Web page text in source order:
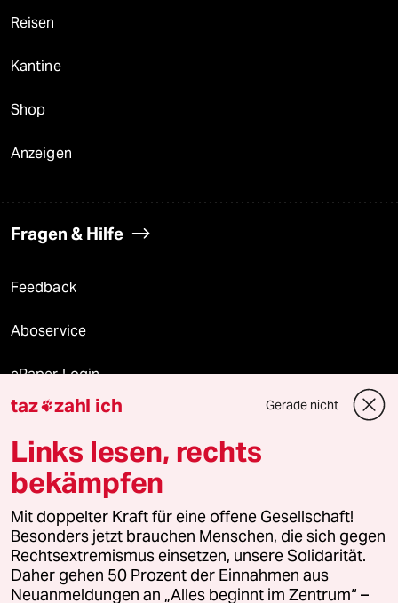
Reisen
Kantine
Shop
Anzeigen
Fragen & Hilfe
Feedback
Aboservice
ePaper Login
Downloads für Abonnierende
© 2026 taz Verlags und Vertriebs GmbH
Alle Rechte vorbehalten. Bei rechtlichen Fragen oder für Genehmigungen
wenden Sie sich bitte an
lizenzen@taz.de
Feedback Redaktionsstatut Kommune-Richtlinien
taz zahl ich Gerade nicht
Links lesen, rechts
bekämpfen
Mit doppelter Kraft für eine offene Gesellschaft!
Besonders jetzt brauchen Menschen, die sich gegen
Rechtsextremismus einsetzen, unsere Solidarität.
Daher gehen 50 Prozent der Einnahmen aus
Neuanmeldungen an „Alles beginnt im Zentrum“ –